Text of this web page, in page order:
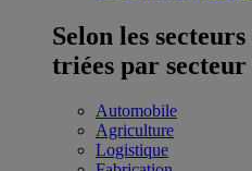
Selon les secteurs
triées par secteur
Automobile
Agriculture
Logistique